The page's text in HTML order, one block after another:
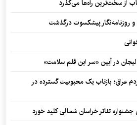
از سخت‌ترین راه‌ها می‌گذرد
و روزنامه‌نگار پیشکسوت درگذشت
عراق؛ بازتاب یک محبوبیت گسترده در
تئاتر خراسان شمالی کلید خورد